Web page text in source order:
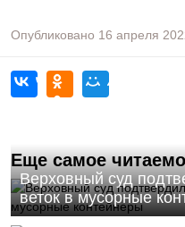
Опубликовано 16 апреля
Еще самое
Верховный суд
веток в мусорные